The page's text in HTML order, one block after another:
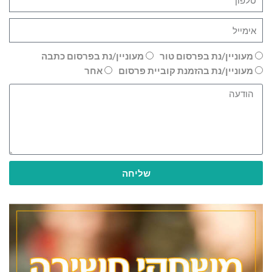
מעוניין/נת בפרסום טור
מעוניין/נת בפרסום כתבה
מעוניין/נת בהזמנת קוביית פרסום
אחר
שליחה